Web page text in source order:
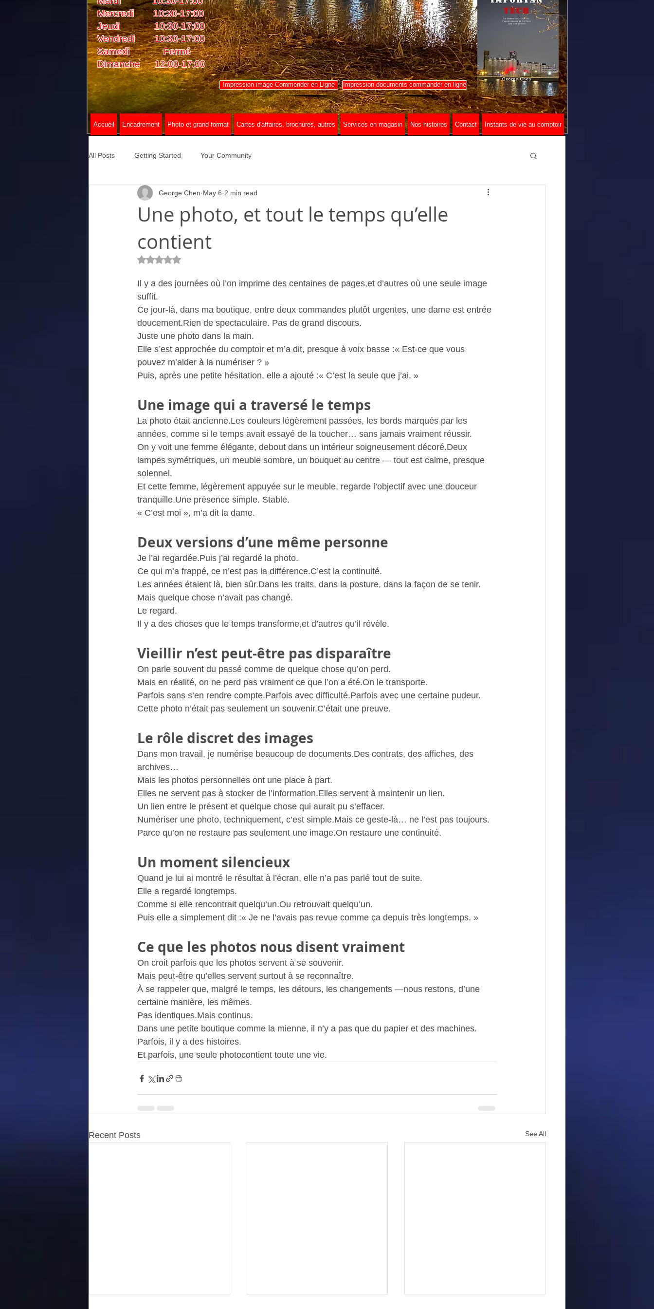
Mercredi 10:30-17:00
Jeudi 10:30-17:00
Vendredi 10:30-17:00
Samedi Fermé
Dimanche 12:00-17:00
Accueil Encadrement Photo et grand format Cartes d'affaires, brochures, autres Services en magasin Nos histoires Contact Instants de vie au comptoir
Impression image-Commender en Ligne Impression documents-commander en ligne
All Posts Getting Started Your Community
Une photo, et tout le temps qu’elle
contient
George Chen May 6 2 min read
Rated NaN out of 5 stars.
Il y a des journées où l’on imprime des centaines de pages,et d’autres où une seule image
suffit.
Ce jour-là, dans ma boutique, entre deux commandes plutôt urgentes, une dame est entrée
doucement.Rien de spectaculaire. Pas de grand discours.
Juste une photo dans la main.
Elle s’est approchée du comptoir et m’a dit, presque à voix basse :« Est-ce que vous
pouvez m’aider à la numériser ? »
Puis, après une petite hésitation, elle a ajouté :« C’est la seule que j’ai. »
Une image qui a traversé le temps
La photo était ancienne.Les couleurs légèrement passées, les bords marqués par les
années, comme si le temps avait essayé de la toucher… sans jamais vraiment réussir.
On y voit une femme élégante, debout dans un intérieur soigneusement décoré.Deux
lampes symétriques, un meuble sombre, un bouquet au centre — tout est calme, presque
solennel.
Et cette femme, légèrement appuyée sur le meuble, regarde l’objectif avec une douceur
tranquille.Une présence simple. Stable.
« C’est moi », m’a dit la dame.
Deux versions d’une même personne
Je l’ai regardée.Puis j’ai regardé la photo.
Ce qui m’a frappé, ce n’est pas la différence.C’est la continuité.
Les années étaient là, bien sûr.Dans les traits, dans la posture, dans la façon de se tenir.
Mais quelque chose n’avait pas changé.
Le regard.
Il y a des choses que le temps transforme,et d’autres qu’il révèle.
Vieillir n’est peut-être pas disparaître
On parle souvent du passé comme de quelque chose qu’on perd.
Mais en réalité, on ne perd pas vraiment ce que l’on a été.On le transporte.
Parfois sans s’en rendre compte.Parfois avec difficulté.Parfois avec une certaine pudeur.
Cette photo n’était pas seulement un souvenir.C’était une preuve.
Le rôle discret des images
Dans mon travail, je numérise beaucoup de documents.Des contrats, des affiches, des
archives…
Mais les photos personnelles ont une place à part.
Elles ne servent pas à stocker de l’information.Elles servent à maintenir un lien.
Un lien entre le présent et quelque chose qui aurait pu s’effacer.
Numériser une photo, techniquement, c’est simple.Mais ce geste-là… ne l’est pas toujours.
Parce qu’on ne restaure pas seulement une image.On restaure une continuité.
Un moment silencieux
Quand je lui ai montré le résultat à l’écran, elle n’a pas parlé tout de suite.
Elle a regardé longtemps.
Comme si elle rencontrait quelqu’un.Ou retrouvait quelqu’un.
Puis elle a simplement dit :« Je ne l’avais pas revue comme ça depuis très longtemps. »
Ce que les photos nous disent vraiment
On croit parfois que les photos servent à se souvenir.
Mais peut-être qu’elles servent surtout à se reconnaître.
À se rappeler que, malgré le temps, les détours, les changements —nous restons, d’une
certaine manière, les mêmes.
Pas identiques.Mais continus.
Dans une petite boutique comme la mienne, il n’y a pas que du papier et des machines.
Parfois, il y a des histoires.
Et parfois, une seule photocontient toute une vie.
Recent Posts See All